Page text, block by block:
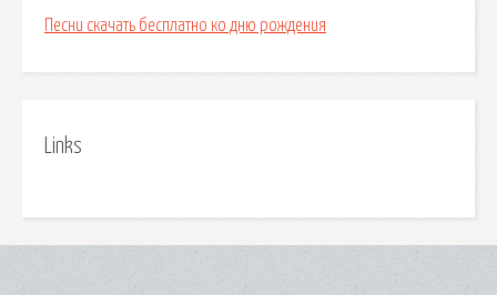
Песни скачать бесплатно ко дню рождения
Links